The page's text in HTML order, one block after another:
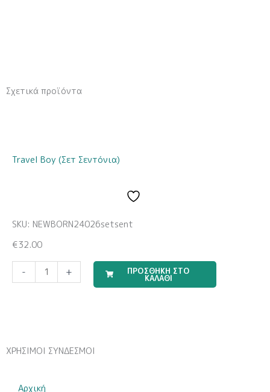
Σχετικά προϊόντα
Travel Boy (Σετ Σεντόνια)
SKU: NEWBORN24026setsent
€32.00
-
Boy
+ ΠΡΟΣΘΗΚΗ ΣΤΟ
ΚΑΛΑΘΙ
ΧΡΗΣΙΜΟΙ ΣΥΝΔΕΣΜΟΙ
Αρχική